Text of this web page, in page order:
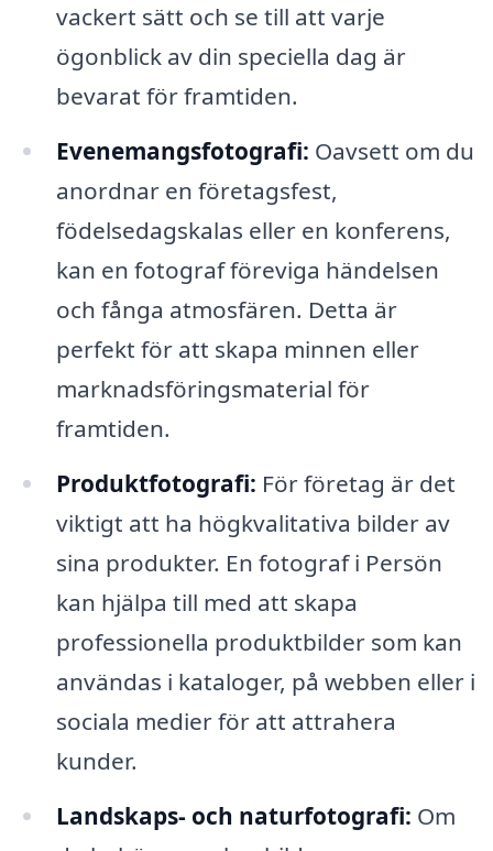
vackert sätt och se till att varje
ögonblick av din speciella dag är
bevarat för framtiden.
Evenemangsfotografi: Oavsett om du
anordnar en företagsfest,
födelsedagskalas eller en konferens,
kan en fotograf föreviga händelsen
och fånga atmosfären. Detta är
perfekt för att skapa minnen eller
marknadsföringsmaterial för
framtiden.
Produktfotografi: För företag är det
viktigt att ha högkvalitativa bilder av
sina produkter. En fotograf i Persön
kan hjälpa till med att skapa
professionella produktbilder som kan
användas i kataloger, på webben eller i
sociala medier för att attrahera
kunder.
Landskaps- och naturfotografi: Om